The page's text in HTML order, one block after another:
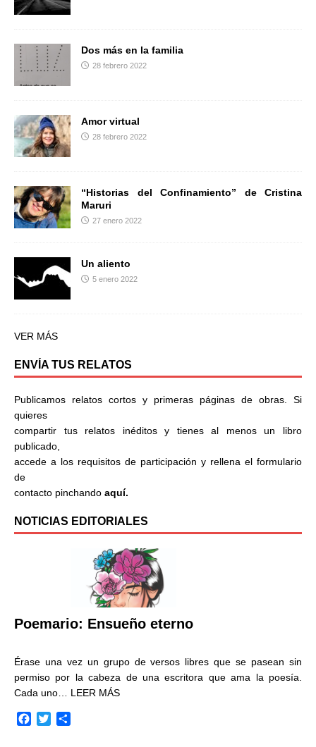
Dos más en la familia
28 febrero 2022
Amor virtual
28 febrero 2022
“Historias del Confinamiento” de Cristina
Maruri
27 enero 2022
Un aliento
5 enero 2022
VER MÁS
ENVÍA TUS RELATOS
Publicamos relatos cortos y primeras páginas de obras. Si
quieres
compartir tus relatos inéditos y tienes al menos un libro
publicado,
accede a los requisitos de participación y rellena el formulario
de
contacto pinchando aquí.
NOTICIAS EDITORIALES
Poemario: Ensueño eterno
Érase una vez un grupo de versos libres que se pasean sin
permiso por la cabeza de una escritora que ama la poesía.
Cada uno… LEER MÁS